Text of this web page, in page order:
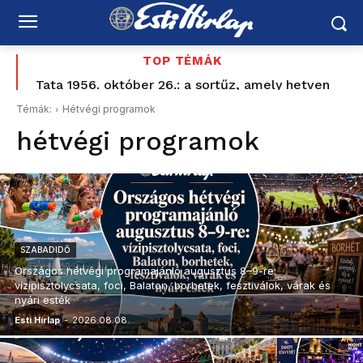
TOP TÉMÁK
Tata 1956. október 26.: a sortűz, amely hetven
évvel később Baka András államfőjelöltségét is
elérte – Schiffer elővette a Korbely-ügyet, a Mi
Hazánk és...
Nagyon közel a hormuzi alku – de Irán már nem
akar visszatérni a régi rendszerhez
Témák: Hétvégi programok
hétvégi programok
SZABADIDŐ
Országos hétvégi programajánló augusztus 8–9-re:
vízipisztolycsata, foci, Balaton, borhetek, fesztiválok, várak és
nyári esték
Esti Hírlap - 2026.08.08.